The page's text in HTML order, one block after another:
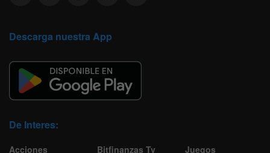
Descarga nuestra App
De Interes:
Acciones
Bitfinanzas Tv
Juegos